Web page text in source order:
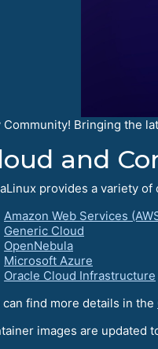
Community! Bringing the
and
provides a variety
Amazon Web Services
Generic Cloud
OpenNebula
Microsoft Azure
Oracle Cloud Infrastructure
can find more details in the
images are updated